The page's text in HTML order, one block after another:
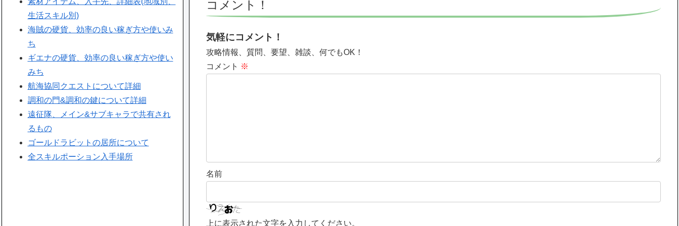
コメント！
気軽にコメント！
攻略情報、質問、要望、雑談、何でもOK！
コメント ※
名前
上に表示された文字を入力してください。
生活スキル別)
海賊の硬貨、効率の良い稼ぎ方や使いみ
ち
ギエナの硬貨、効率の良い稼ぎ方や使い
みち
航海協同クエストについて詳細
調和の門&調和の鍵について詳細
遠征隊、メイン&サブキャラで共有され
るもの
ゴールドラビットの居所について
全スキルポーション入手場所